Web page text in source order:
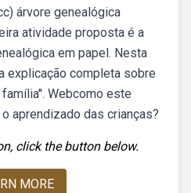
árvore genealógica
atividade proposta é a
em papel. Nesta
explicação completa sobre
Webcomo este
aprendizado das crianças?
click the button below.
MORE